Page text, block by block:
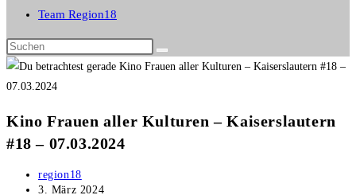
Team Region18
Diese
Website
durchsuchen
Kino Frauen aller Kulturen – Kaiserslautern
#18 – 07.03.2024
Beitrags-
Autor:
region18
Beitrag
3. März 2024